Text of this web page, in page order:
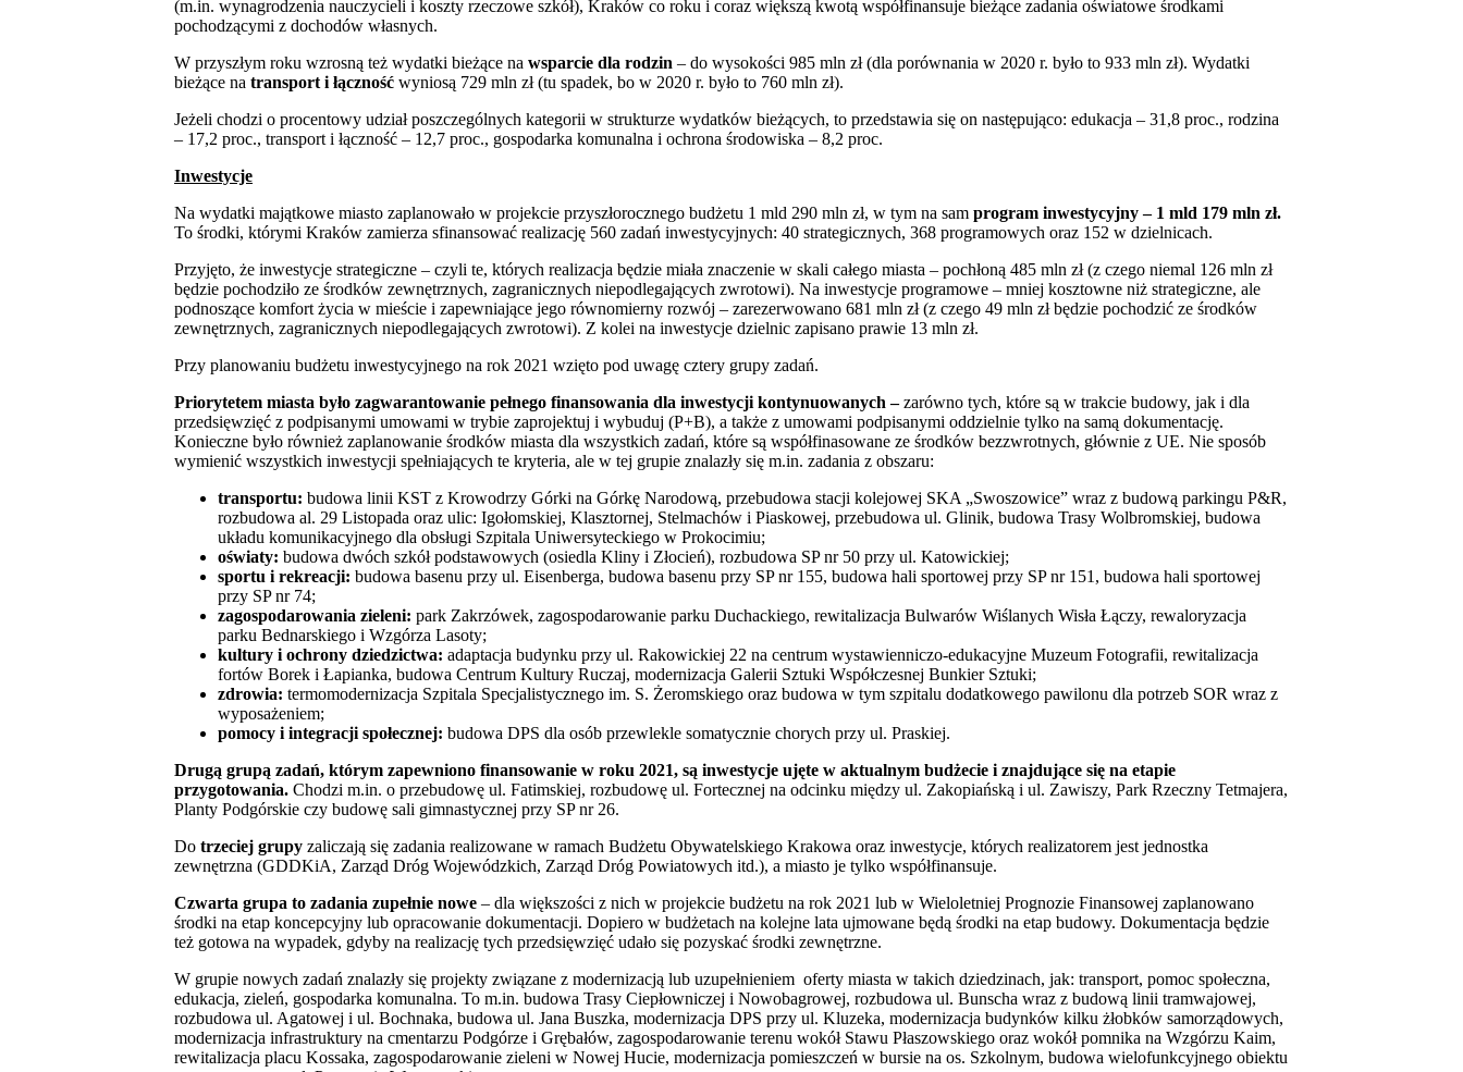
(m.in. wynagrodzenia nauczycieli i koszty rzeczowe szkół), Kraków co roku i coraz większą kwotą współfinansuje bieżące zadania oświatowe środkami
pochodzącymi z dochodów własnych.
W przyszłym roku wzrosną też wydatki bieżące na wsparcie dla rodzin – do wysokości 985 mln zł (dla porównania w 2020 r. było to 933 mln zł). Wydatki
bieżące na transport i łączność wyniosą 729 mln zł (tu spadek, bo w 2020 r. było to 760 mln zł).
Jeżeli chodzi o procentowy udział poszczególnych kategorii w strukturze wydatków bieżących, to przedstawia się on następująco: edukacja – 31,8 proc., rodzina
– 17,2 proc., transport i łączność – 12,7 proc., gospodarka komunalna i ochrona środowiska – 8,2 proc.
Inwestycje
Na wydatki majątkowe miasto zaplanowało w projekcie przyszłorocznego budżetu 1 mld 290 mln zł, w tym na sam program inwestycyjny – 1 mld 179 mln zł.
To środki, którymi Kraków zamierza sfinansować realizację 560 zadań inwestycyjnych: 40 strategicznych, 368 programowych oraz 152 w dzielnicach.
Przyjęto, że inwestycje strategiczne – czyli te, których realizacja będzie miała znaczenie w skali całego miasta – pochłoną 485 mln zł (z czego niemal 126 mln zł
będzie pochodziło ze środków zewnętrznych, zagranicznych niepodlegających zwrotowi). Na inwestycje programowe – mniej kosztowne niż strategiczne, ale
podnoszące komfort życia w mieście i zapewniające jego równomierny rozwój – zarezerwowano 681 mln zł (z czego 49 mln zł będzie pochodzić ze środków
zewnętrznych, zagranicznych niepodlegających zwrotowi). Z kolei na inwestycje dzielnic zapisano prawie 13 mln zł.
Przy planowaniu budżetu inwestycyjnego na rok 2021 wzięto pod uwagę cztery grupy zadań.
Priorytetem miasta było zagwarantowanie pełnego finansowania dla inwestycji kontynuowanych –zarówno tych, które są w trakcie budowy, jak i dla
przedsięwzięć z podpisanymi umowami w trybie zaprojektuj i wybuduj (P+B), a także z umowami podpisanymi oddzielnie tylko na samą dokumentację.
Konieczne było również zaplanowanie środków miasta dla wszystkich zadań, które są współfinasowane ze środków bezzwrotnych, głównie z UE. Nie sposób
wymienić wszystkich inwestycji spełniających te kryteria, ale w tej grupie znalazły się m.in. zadania z obszaru:
transportu: budowa linii KST z Krowodrzy Górki na Górkę Narodową, przebudowa stacji kolejowej SKA „Swoszowice” wraz z budową parkingu P&R,
rozbudowa al. 29 Listopada oraz ulic: Igołomskiej, Klasztornej, Stelmachów i Piaskowej, przebudowa ul. Glinik, budowa Trasy Wolbromskiej, budowa
układu komunikacyjnego dla obsługi Szpitala Uniwersyteckiego w Prokocimiu;
oświaty: budowa dwóch szkół podstawowych (osiedla Kliny i Złocień), rozbudowa SP nr 50 przy ul. Katowickiej;
sportu i rekreacji: budowa basenu przy ul. Eisenberga, budowa basenu przy SP nr 155, budowa hali sportowej przy SP nr 151, budowa hali sportowej
przy SP nr 74;
zagospodarowania zieleni: park Zakrzówek, zagospodarowanie parku Duchackiego, rewitalizacja Bulwarów Wiślanych Wisła Łączy, rewaloryzacja
parku Bednarskiego i Wzgórza Lasoty;
kultury i ochrony dziedzictwa: adaptacja budynku przy ul. Rakowickiej 22 na centrum wystawienniczo-edukacyjne Muzeum Fotografii, rewitalizacja
fortów Borek i Łapianka, budowa Centrum Kultury Ruczaj, modernizacja Galerii Sztuki Współczesnej Bunkier Sztuki;
zdrowia: termomodernizacja Szpitala Specjalistycznego im. S. Żeromskiego oraz budowa w tym szpitalu dodatkowego pawilonu dla potrzeb SOR wraz z
wyposażeniem;
pomocy i integracji społecznej: budowa DPS dla osób przewlekle somatycznie chorych przy ul. Praskiej.
Drugą grupą zadań, którym zapewniono finansowanie w roku 2021, są inwestycje ujęte w aktualnym budżecie i znajdujące się na etapie
przygotowania. Chodzi m.in. o przebudowę ul. Fatimskiej, rozbudowę ul. Fortecznej na odcinku między ul. Zakopiańską i ul. Zawiszy, Park Rzeczny Tetmajera,
Planty Podgórskie czy budowę sali gimnastycznej przy SP nr 26.
Do trzeciej grupy zaliczają się zadania realizowane w ramach Budżetu Obywatelskiego Krakowa oraz inwestycje, których realizatorem jest jednostka
zewnętrzna (GDDKiA, Zarząd Dróg Wojewódzkich, Zarząd Dróg Powiatowych itd.), a miasto je tylko współfinansuje.
Czwarta grupa to zadania zupełnie nowe – dla większości z nich w projekcie budżetu na rok 2021 lub w Wieloletniej Prognozie Finansowej zaplanowano
środki na etap koncepcyjny lub opracowanie dokumentacji. Dopiero w budżetach na kolejne lata ujmowane będą środki na etap budowy. Dokumentacja będzie
też gotowa na wypadek, gdyby na realizację tych przedsięwzięć udało się pozyskać środki zewnętrzne.
W grupie nowych zadań znalazły się projekty związane z modernizacją lub uzupełnieniem oferty miasta w takich dziedzinach, jak: transport, pomoc społeczna,
edukacja, zieleń, gospodarka komunalna. To m.in. budowa Trasy Ciepłowniczej i Nowobagrowej, rozbudowa ul. Bunscha wraz z budową linii tramwajowej,
rozbudowa ul. Agatowej i ul. Bochnaka, budowa ul. Jana Buszka, modernizacja DPS przy ul. Kluzeka, modernizacja budynków kilku żłobków samorządowych,
modernizacja infrastruktury na cmentarzu Podgórze i Grębałów, zagospodarowanie terenu wokół Stawu Płaszowskiego oraz wokół pomnika na Wzgórzu Kaim,
rewitalizacja placu Kossaka, zagospodarowanie zieleni w Nowej Hucie, modernizacja pomieszczeń w bursie na os. Szkolnym, budowa wielofunkcyjnego obiektu